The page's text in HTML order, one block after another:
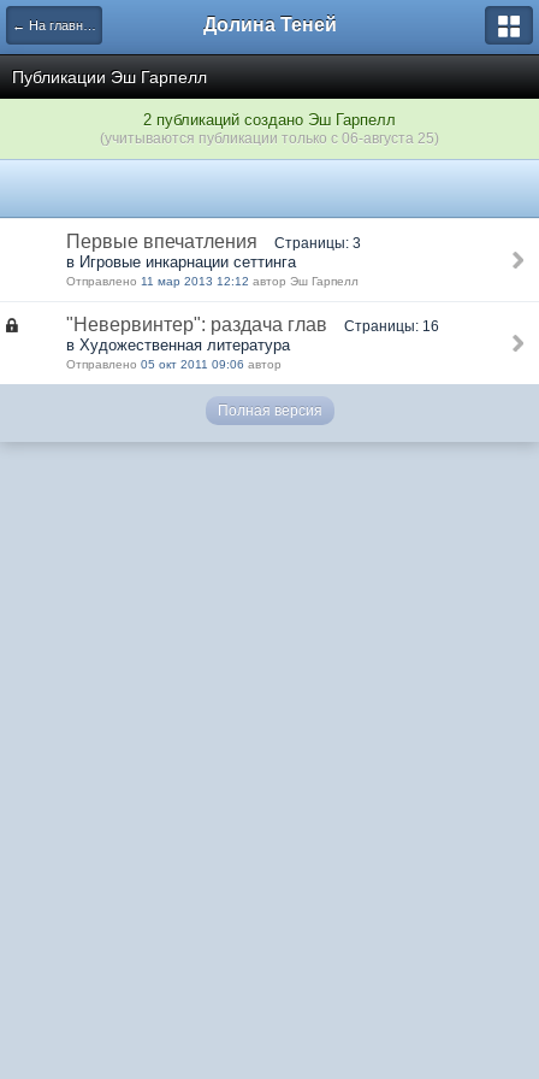
← На главную Долина Теней
Публикации Эш Гарпелл
2 публикаций создано Эш Гарпелл
(учитываются публикации только с 06-августа 25)
Первые впечатления Страницы: 3
в Игровые инкарнации сеттинга
Отправлено 11 мар 2013 12:12 автор Эш Гарпелл
"Невервинтер": раздача глав Страницы: 16
в Художественная литература
Отправлено 05 окт 2011 09:06 автор
Полная версия